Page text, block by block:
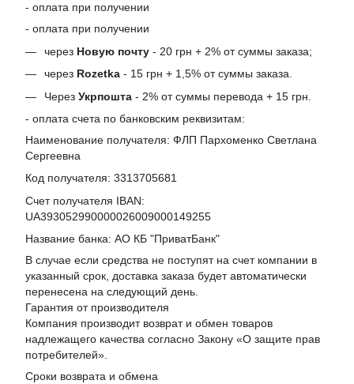
- оплата при получении
- оплата при получении
через Новую почту - 20 грн + 2% от суммы заказа;
через Rozetka - 15 грн + 1,5% от суммы заказа.
Через Укрпошта - 2% от суммы перевода + 15 грн.
- оплата счета по банковским реквизитам:
Наименование получателя: ФЛП Пархоменко Светлана
Сергеевна
Код получателя: 3313705681
Счет получателя IBAN:
UA393052990000026009000149255
Название банка: АО КБ "ПриватБанк"
В случае если средства не поступят на счет компании в
указанный срок, доставка заказа будет автоматически
перенесена на следующий день.
Гарантия от производителя
Компания производит возврат и обмен товаров
надлежащего качества согласно Закону «О защите прав
потребителей».
Сроки возврата и обмена